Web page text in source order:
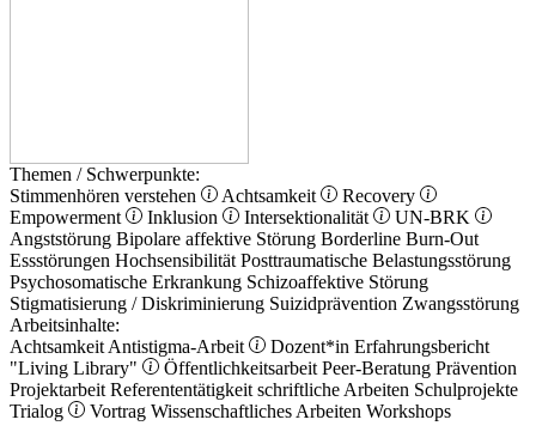
Themen / Schwerpunkte:
Stimmenhören verstehen
Achtsamkeit
Recovery
Empowerment
Inklusion Intersektionalität
UN-BRK
Angststörung Bipolare affektive Störung Borderline Burn-Out
Essstörungen Hochsensibilität Posttraumatische Belastungsstörung
Psychosomatische Erkrankung Schizoaffektive Störung
Stigmatisierung / Diskriminierung Suizidprävention Zwangsstörung
Arbeitsinhalte:
Achtsamkeit Antistigma-Arbeit Dozent*in Erfahrungsbericht
"Living Library"
Öffentlichkeitsarbeit Peer-Beratung Prävention
Projektarbeit Referententätigkeit schriftliche Arbeiten Schulprojekte
Trialog
Vortrag Wissenschaftliches Arbeiten Workshops